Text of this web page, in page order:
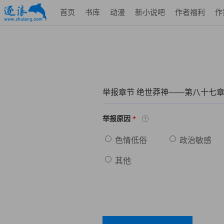
首页 书库 动漫 新小说吧 作者福利 作
举报章节 绝世莽神——第八十七
举报原因 *
色情低俗 政治敏感
其他